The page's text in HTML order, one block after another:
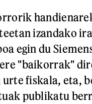
izandako
egin du
"baikorrak"
fiskala, eta,
publikatu